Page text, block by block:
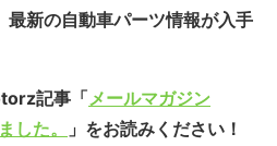
最新の自動車パーツ情報が入手
記事「メールマガジン
した。
」をお読みください！